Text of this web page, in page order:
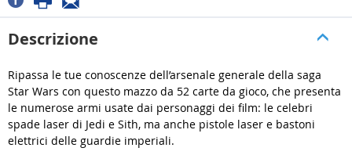
Descrizione
Ripassa le tue conoscenze dell’arsenale generale della saga
Star Wars con questo mazzo da 52 carte da gioco, che presenta
le numerose armi usate dai personaggi dei film: le celebri
spade laser di Jedi e Sith, ma anche pistole laser e bastoni
elettrici delle guardie imperiali.